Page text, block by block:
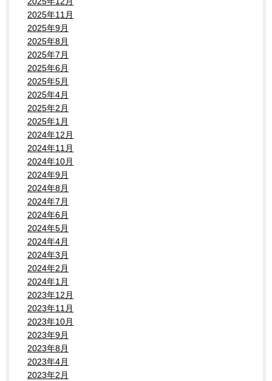
2025年11月
2025年9月
2025年8月
2025年7月
2025年6月
2025年5月
2025年4月
2025年2月
2025年1月
2024年12月
2024年11月
2024年10月
2024年9月
2024年8月
2024年7月
2024年6月
2024年5月
2024年4月
2024年3月
2024年2月
2024年1月
2023年12月
2023年11月
2023年10月
2023年9月
2023年8月
2023年4月
2023年2月